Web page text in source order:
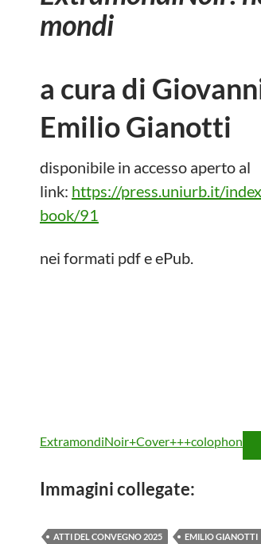
mondi
a cura di
Emilio Gianotti
disponibile in accesso aperto al
link: https://press.uniurb.it/
book/91
nei formati pdf e ePub.
ExtramondiNoir+Cover+++colophon
Immagini collegate:
ATTI DEL CONVEGNO 2025 EMILIO GIANOTTI